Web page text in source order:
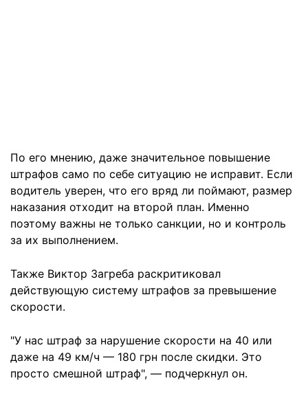
По его мнению, даже значительное повышение
штрафов само по себе ситуацию не исправит. Если
водитель уверен, что его вряд ли поймают, размер
наказания отходит на второй план. Именно
поэтому важны не только санкции, но и контроль
за их выполнением.
Также Виктор Загреба раскритиковал
действующую систему штрафов за превышение
скорости.
"У нас штраф за нарушение скорости на 40 или
даже на 49 км/ч — 180 грн после скидки. Это
просто смешной штраф", — подчеркнул он.